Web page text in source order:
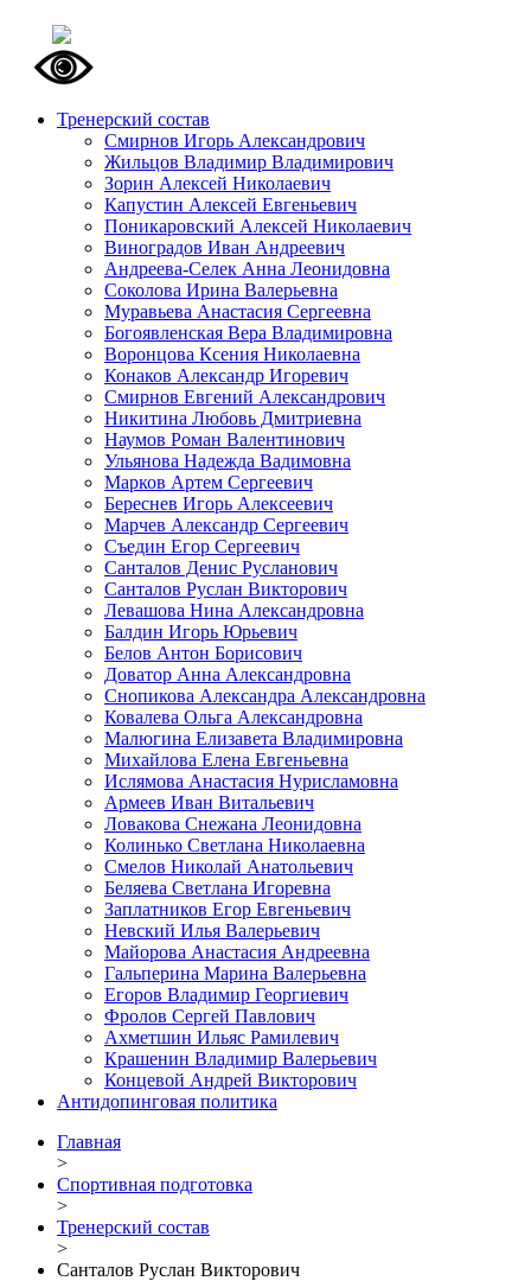
Тренерский состав
Смирнов Игорь Александрович
Жильцов Владимир Владимирович
Зорин Алексей Николаевич
Капустин Алексей Евгеньевич
Поникаровский Алексей Николаевич
Виноградов Иван Андреевич
Андреева-Селек Анна Леонидовна
Соколова Ирина Валерьевна
Муравьева Анастасия Сергеевна
Богоявленская Вера Владимировна
Воронцова Ксения Николаевна
Конаков Александр Игоревич
Смирнов Евгений Александрович
Никитина Любовь Дмитриевна
Наумов Роман Валентинович
Ульянова Надежда Вадимовна
Марков Артем Сергеевич
Береснев Игорь Алексеевич
Марчев Александр Сергеевич
Съедин Егор Сергеевич
Санталов Денис Русланович
Санталов Руслан Викторович
Левашова Нина Александровна
Балдин Игорь Юрьевич
Белов Антон Борисович
Доватор Анна Александровна
Снопикова Александра Александровна
Ковалева Ольга Александровна
Малюгина Елизавета Владимировна
Михайлова Елена Евгеньевна
Ислямова Анастасия Нурисламовна
Армеев Иван Витальевич
Ловакова Снежана Леонидовна
Колинько Светлана Николаевна
Смелов Николай Анатольевич
Беляева Светлана Игоревна
Заплатников Егор Евгеньевич
Невский Илья Валерьевич
Майорова Анастасия Андреевна
Гальперина Марина Валерьевна
Егоров Владимир Георгиевич
Фролов Сергей Павлович
Ахметшин Ильяс Рамилевич
Крашенин Владимир Валерьевич
Концевой Андрей Викторович
Антидопинговая политика
Главная
>
Спортивная подготовка
>
Тренерский состав
>
Санталов Руслан Викторович